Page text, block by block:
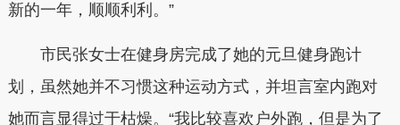
新的一年，顺顺利利。”
市民张女士在健身房完成了她的元旦健身跑计
划，虽然她并不习惯这种运动方式，并坦言室内跑对
她而言显得过于枯燥。“我比较喜欢户外跑，但是为了